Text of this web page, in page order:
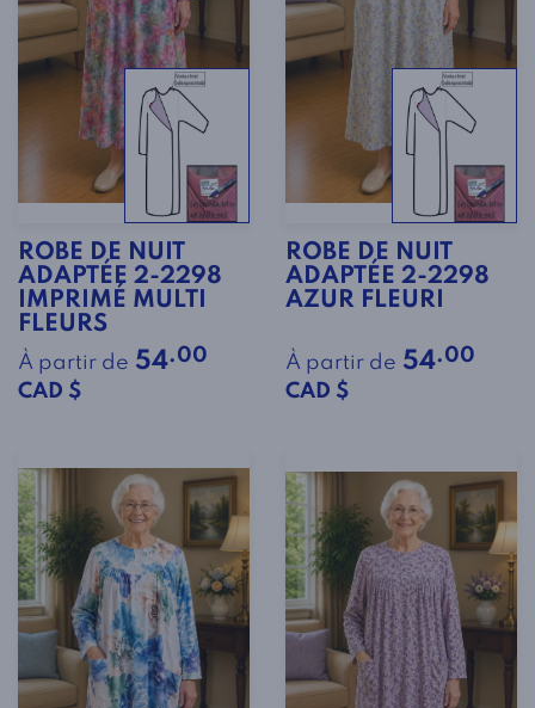
ROBE DE NUIT
ADAPTÉE 2-2298
IMPRIMÉ MULTI
FLEURS
À partir de 54.00
CAD $
ROBE DE NUIT
ADAPTÉE 2-2298
AZUR FLEURI
À partir de 54.00
CAD $